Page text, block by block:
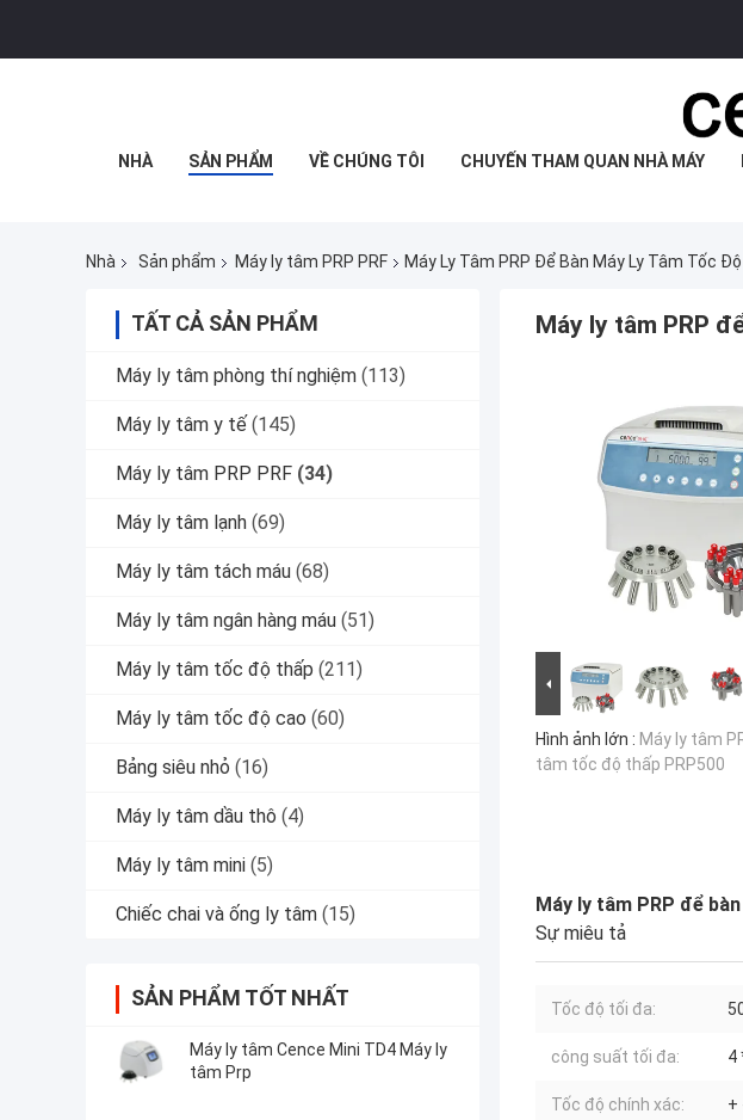
NHÀ SẢN PHẨM VỀ CHÚNG TÔI CHUYẾN THAM QUAN NHÀ MÁY
Nhà Sản phẩm Máy ly tâm PRP PRF Máy Ly Tâm PRP Để Bàn Máy Ly Tâm Tốc
TẤT CẢ SẢN PHẨM
Máy ly tâm phòng thí nghiệm (113)
Máy ly tâm y tế (145)
Máy ly tâm PRP PRF (34)
Máy ly tâm lạnh (69)
Máy ly tâm tách máu (68)
Máy ly tâm ngân hàng máu (51)
Máy ly tâm tốc độ thấp (211)
Máy ly tâm tốc độ cao (60)
Bảng siêu nhỏ (16)
Máy ly tâm dầu thô (4)
Máy ly tâm mini (5)
Chiếc chai và ống ly tâm (15)
SẢN PHẨM TỐT NHẤT
Máy ly tâm Cence Mini TD4 Máy ly
tâm Prp
Máy ly tâm PRP
Hình ảnh lớn : Máy ly tâm
tâm tốc độ thấp PRP500
Máy ly tâm PRP để
Sự miêu tả
Tốc độ tối đa:
công suất tối đa: 4
Tốc độ chính xác: +